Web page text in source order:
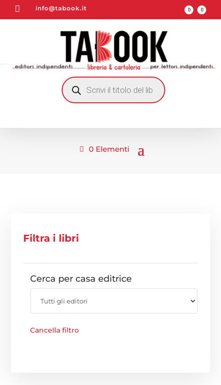
 info@tabook.it
RICERCA
PRODOTTI
0 Elementi
Filtra i libri
Cerca per casa editrice
Cancella filtro